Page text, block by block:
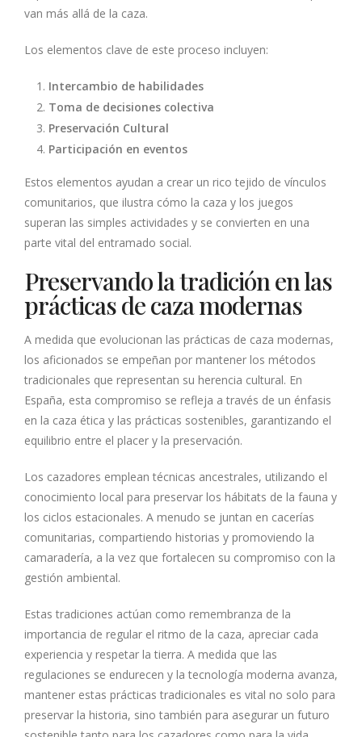
van más allá de la caza.
Los elementos clave de este proceso incluyen:
Intercambio de habilidades
Toma de decisiones colectiva
Preservación Cultural
Participación en eventos
Estos elementos ayudan a crear un rico tejido de vínculos
comunitarios, que ilustra cómo la caza y los juegos
superan las simples actividades y se convierten en una
parte vital del entramado social.
Preservando la tradición en las
prácticas de caza modernas
A medida que evolucionan las prácticas de caza modernas,
los aficionados se empeñan por mantener los métodos
tradicionales que representan su herencia cultural. En
España, esta compromiso se refleja a través de un énfasis
en la caza ética y las prácticas sostenibles, garantizando el
equilibrio entre el placer y la preservación.
Los cazadores emplean técnicas ancestrales, utilizando el
conocimiento local para preservar los hábitats de la fauna y
los ciclos estacionales. A menudo se juntan en cacerías
comunitarias, compartiendo historias y promoviendo la
camaradería, a la vez que fortalecen su compromiso con la
gestión ambiental.
Estas tradiciones actúan como remembranza de la
importancia de regular el ritmo de la caza, apreciar cada
experiencia y respetar la tierra. A medida que las
regulaciones se endurecen y la tecnología moderna avanza,
mantener estas prácticas tradicionales es vital no solo para
preservar la historia, sino también para asegurar un futuro